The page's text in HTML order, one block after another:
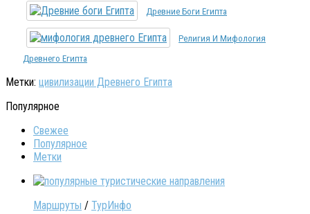
Древние Боги Египта
Религия И Мифология
Древнего Египта
Метки: цивилизации Древнего Египта
Популярное
Свежее
Популярное
Метки
Маршруты / ТурИнфо